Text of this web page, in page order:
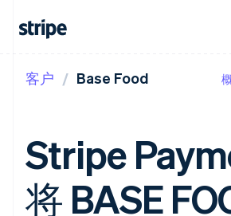
支付
在线支付
Managed
Payments
备案商家解决
方案
Payment links
营收
经常性收入
Metronome
按用量计费
Subscriptions
订阅管理
按企业阶段
按应用场景
文档
库与 SDK
Stripe Apps
学习
指南
支持
客户 Base Food
Stripe
将 BASE